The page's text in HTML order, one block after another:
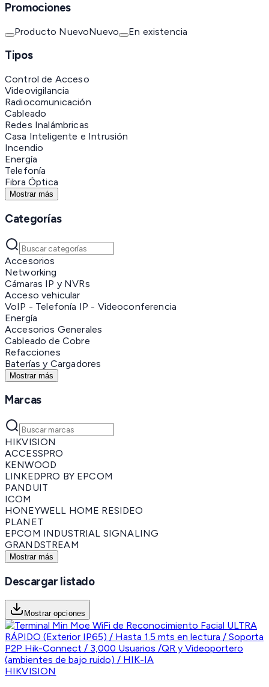
Promociones
Producto NuevoNuevo En existencia
Tipos
Control de Acceso
Videovigilancia
Radiocomunicación
Cableado
Redes Inalámbricas
Casa Inteligente e Intrusión
Incendio
Energía
Telefonía
Fibra Óptica
Mostrar más
Categorías
Accesorios
Networking
Cámaras IP y NVRs
Acceso vehicular
VoIP - Telefonía IP - Videoconferencia
Energía
Accesorios Generales
Cableado de Cobre
Refacciones
Baterías y Cargadores
Mostrar más
Marcas
HIKVISION
ACCESSPRO
KENWOOD
LINKEDPRO BY EPCOM
PANDUIT
ICOM
HONEYWELL HOME RESIDEO
PLANET
EPCOM INDUSTRIAL SIGNALING
GRANDSTREAM
Mostrar más
Descargar listado
Mostrar opciones
HIKVISION